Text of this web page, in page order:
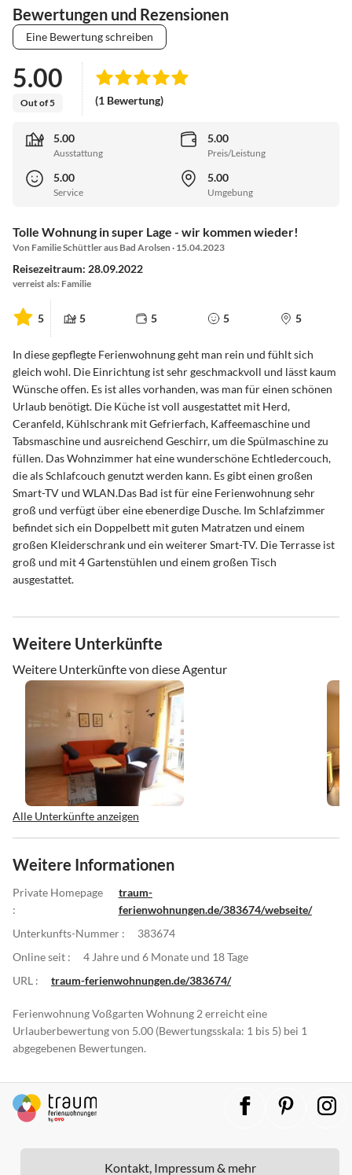
Bewertungen und Rezensionen
Eine Bewertung schreiben
5.00
Out of 5 (1 Bewertung)
5.00
Ausstattung
5.00
Preis/Leistung
5.00
Service
5.00
Umgebung
Tolle Wohnung in super Lage - wir kommen wieder!
Von Familie Schüttler aus Bad Arolsen · 15.04.2023
Reisezeitraum: 28.09.2022
verreist als: Familie
5 5 5 5 5
In diese gepflegte Ferienwohnung geht man rein und fühlt sich
gleich wohl. Die Einrichtung ist sehr geschmackvoll und lässt kaum
Wünsche offen. Es ist alles vorhanden, was man für einen schönen
Urlaub benötigt. Die Küche ist voll ausgestattet mit Herd,
Ceranfeld, Kühlschrank mit Gefrierfach, Kaffeemaschine und
Tabsmaschine und ausreichend Geschirr, um die Spülmaschine zu
füllen. Das Wohnzimmer hat eine wunderschöne Echtledercouch,
die als Schlafcouch genutzt werden kann. Es gibt einen großen
Smart-TV und WLAN.Das Bad ist für eine Ferienwohnung sehr
groß und verfügt über eine ebenerdige Dusche. Im Schlafzimmer
befindet sich ein Doppelbett mit guten Matratzen und einem
großen Kleiderschrank und ein weiterer Smart-TV. Die Terrasse ist
groß und mit 4 Gartenstühlen und einem großen Tisch
ausgestattet.
Weitere Unterkünfte
Weitere Unterkünfte von diese Agentur
Alle Unterkünfte anzeigen
Weitere Informationen
Private Homepage
:
traum-
ferienwohnungen.de/383674/webseite/
Unterkunfts-Nummer :
383674
Online seit :
4 Jahre und 6 Monate und 18 Tage
URL :
traum-ferienwohnungen.de/383674/
Ferienwohnung Voßgarten Wohnung 2 erreicht eine
Urlauberbewertung von 5.00 (Bewertungsskala: 1 bis 5) bei 1
abgegebenen Bewertungen.
Kontakt, Impressum & mehr